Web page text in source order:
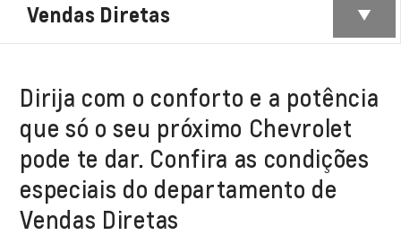
Vendas Diretas
Dirija com o conforto e a potência
que só o seu próximo Chevrolet
pode te dar. Confira as condições
especiais do departamento de
Vendas Diretas